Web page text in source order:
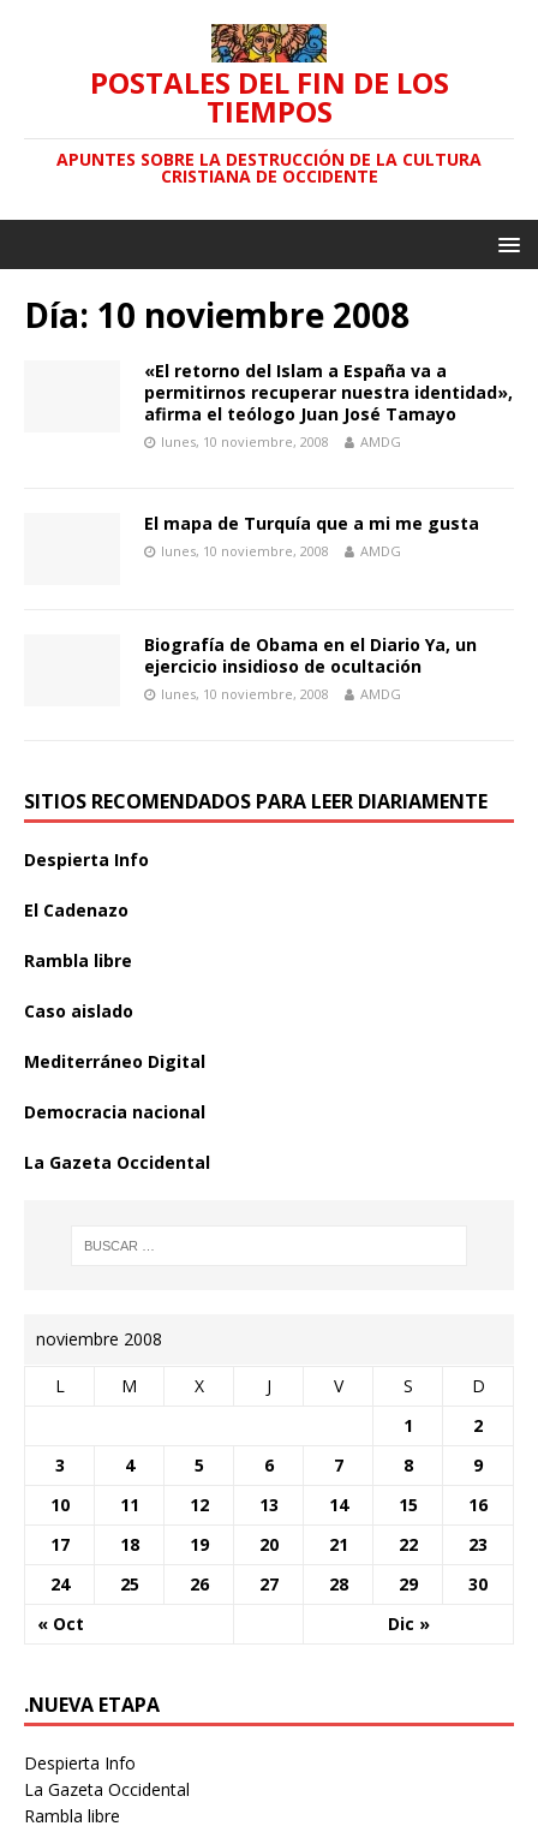
POSTALES DEL FIN DE LOS
TIEMPOS
APUNTES SOBRE LA DESTRUCCIÓN DE LA CULTURA
CRISTIANA DE OCCIDENTE
Día: 10 noviembre 2008
«El retorno del Islam a España va a
permitirnos recuperar nuestra identidad»,
afirma el teólogo Juan José Tamayo
lunes, 10 noviembre, 2008 AMDG
El mapa de Turquía que a mi me gusta
lunes, 10 noviembre, 2008 AMDG
Biografía de Obama en el Diario Ya, un
ejercicio insidioso de ocultación
lunes, 10 noviembre, 2008 AMDG
SITIOS RECOMENDADOS PARA LEER DIARIAMENTE
Despierta Info
El Cadenazo
Rambla libre
Caso aislado
Mediterráneo Digital
Democracia nacional
La Gazeta Occidental
noviembre 2008
L M X J V S D
« Oct Dic »
1
2
3
4 5 6 7 8
9
10
11 12 13 14 15
16
17
18 19 20 21 22
23
24
25 26 27 28 29 30
.NUEVA ETAPA
Despierta Info
La Gazeta Occidental
Rambla libre